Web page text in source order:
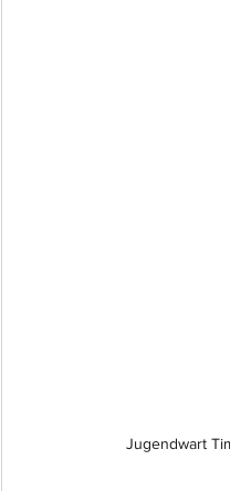
Jugendwart